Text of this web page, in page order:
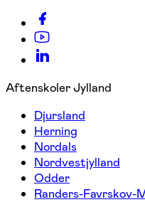
Aftenskoler Jylland
Djursland
Herning
Nordals
Nordvestjylland
Odder
Randers-